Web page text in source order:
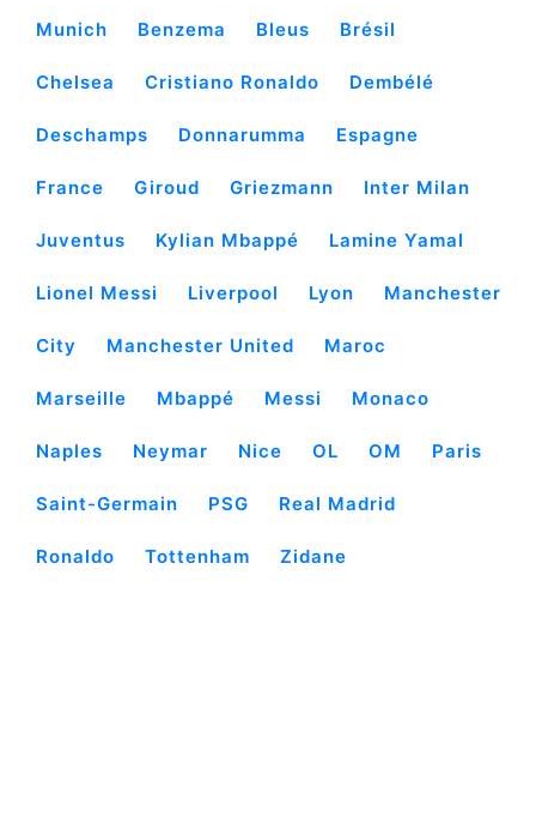
Munich Benzema Bleus Brésil
Chelsea Cristiano Ronaldo Dembélé
Deschamps Donnarumma Espagne
France Giroud Griezmann Inter Milan
Juventus Kylian Mbappé Lamine Yamal
Lionel Messi Liverpool Lyon Manchester
City Manchester United Maroc
Marseille Mbappé Messi Monaco
Naples Neymar Nice OL OM Paris
Saint-Germain PSG Real Madrid
Ronaldo Tottenham Zidane